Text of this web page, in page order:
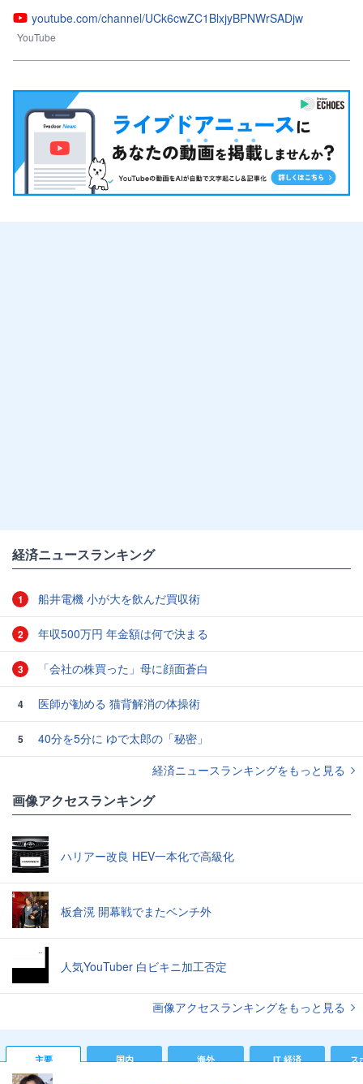
youtube.com/channel/UCk6cwZC1BlxjyBPNWrSADjw
YouTube
経済ニュースランキング
1 船井電機 小が大を飲んだ買収術
2 年収500万円 年金額は何で決まる
3 「会社の株買った」母に顔面蒼白
4 医師が勧める 猫背解消の体操術
5
40分を5分に ゆで太郎の「秘密」
経済ニュースランキングをもっと見る
画像アクセスランキング
ハリアー改良 HEV一本化で高級化
板倉滉 開幕戦でまたベンチ外
人気YouTuber 白ビキニ加工否定
画像アクセスランキングをもっと見る
主要 国内 海外 IT 経済 ス